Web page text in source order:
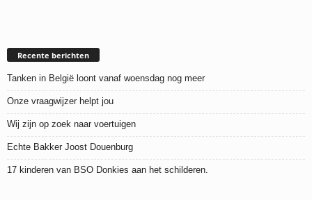
Recente berichten
Tanken in België loont vanaf woensdag nog meer
Onze vraagwijzer helpt jou
Wij zijn op zoek naar voertuigen
Echte Bakker Joost Douenburg
17 kinderen van BSO Donkies aan het schilderen.